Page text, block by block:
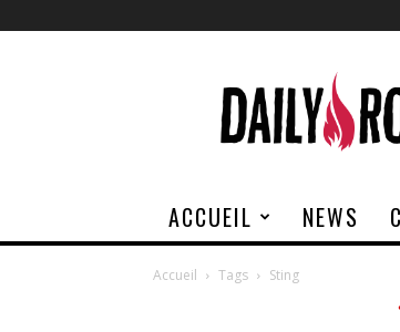
Rock
ACCUEIL NEWS
Accueil Tags Sting